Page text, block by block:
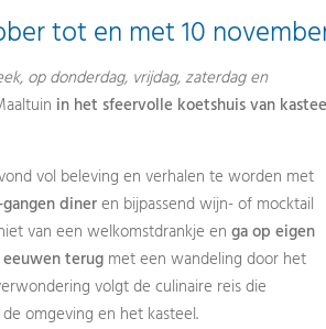
tot en met 10
op donderdag, vrijdag, zaterdag en
in het sfeervolle koetshuis van
vol beleving en verhalen te worden met
dineren bijpassend wijn- of mocktail
van een welkomstdrankje en ga op eigen
terugmet een wandeling door het
volgt de culinaire reis die
omgeving en het kasteel.